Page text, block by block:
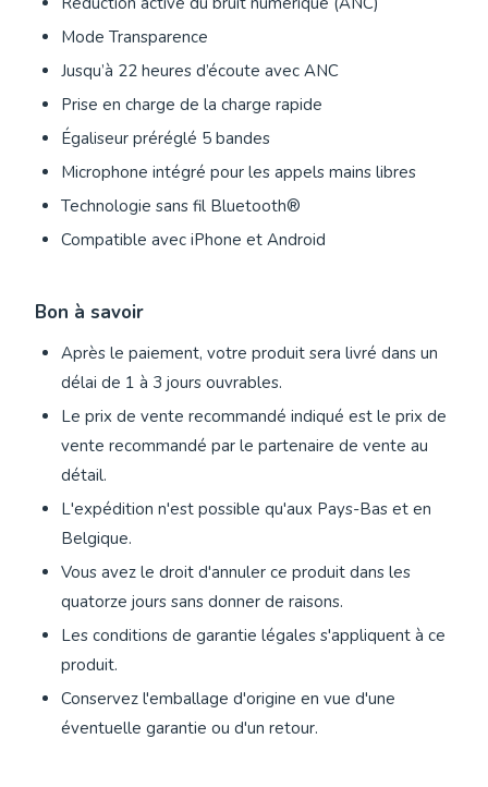
Mode Transparence
Jusqu’à 22 heures d’écoute avec ANC
Prise en charge de la charge rapide
Égaliseur préréglé 5 bandes
Microphone intégré pour les appels mains libres
Technologie sans fil Bluetooth®
Compatible avec iPhone et Android
Bon à savoir
Après le paiement, votre produit sera livré dans un
délai de 1 à 3 jours ouvrables.
Le prix de vente recommandé indiqué est le prix de
vente recommandé par le partenaire de vente au
détail.
L'expédition n'est possible qu'aux Pays-Bas et en
Belgique.
Vous avez le droit d'annuler ce produit dans les
quatorze jours sans donner de raisons.
Les conditions de garantie légales s'appliquent à ce
produit.
Conservez l'emballage d'origine en vue d'une
éventuelle garantie ou d'un retour.